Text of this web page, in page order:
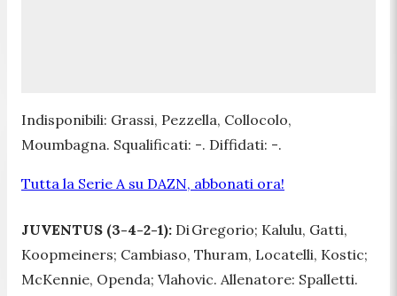
Indisponibili: Grassi, Pezzella, Collocolo,
Moumbagna. Squalificati: -. Diffidati: -.
Tutta la Serie A su DAZN, abbonati ora!
JUVENTUS (3-4-2-1): Di Gregorio; Kalulu, Gatti,
Koopmeiners; Cambiaso, Thuram, Locatelli, Kostic;
McKennie, Openda; Vlahovic. Allenatore: Spalletti.